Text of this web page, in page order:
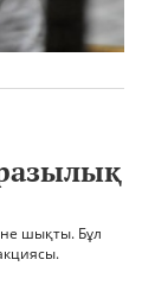
шықты. Бұл